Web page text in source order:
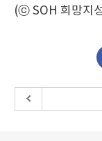
(ⓒ SOH 희망지